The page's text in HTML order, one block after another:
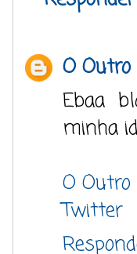
O Outro
Ebaa
minha
O Outro
Twitter